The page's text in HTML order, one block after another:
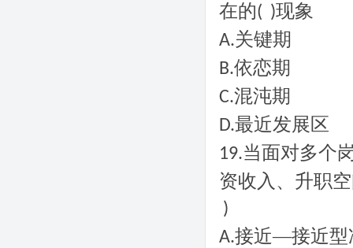
在的( )现象
A.关键期
B.依恋期
C.混沌期
D.最近发展区
19.当面对多个
资收入、升职
)
A.接近—接近型